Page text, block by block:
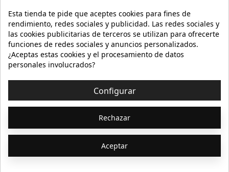
NUESTRA WEB
AYUDA
INFORMACIÓN 
Esta tienda te pide que aceptes cookies para fines de
rendimiento, redes sociales y publicidad. Las redes sociales y
las cookies publicitarias de terceros se utilizan para ofrecerte
funciones de redes sociales y anuncios personalizados.
¿Aceptas estas cookies y el procesamiento de datos
personales involucrados?
Configurar
Rechazar
Aceptar